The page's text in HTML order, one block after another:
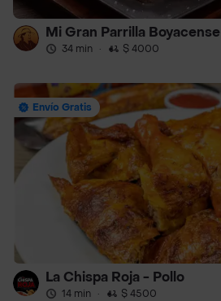
Mi Gran Parrilla Boyacense
34 min · $ 4000
Envío Gratis
La Chispa Roja - Pollo
14 min · $ 4500